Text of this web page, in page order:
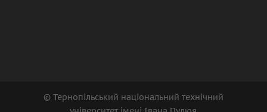
© Тернопільський національний технічний